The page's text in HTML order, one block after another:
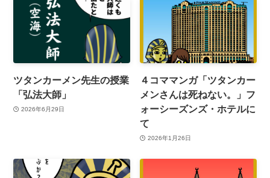
ツタンカーメン先生の授業
「弘法大師」
2026年6月29日
４コママンガ「ツタンカー
メンさんは死ねない。」フ
ォーシーズンズ・ホテルに
て
2026年1月26日